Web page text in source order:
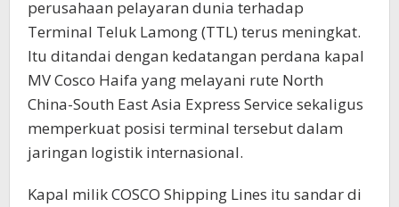
perusahaan pelayaran dunia terhadap
Terminal Teluk Lamong (TTL) terus meningkat.
Itu ditandai dengan kedatangan perdana kapal
MV Cosco Haifa yang melayani rute North
China-South East Asia Express Service sekaligus
memperkuat posisi terminal tersebut dalam
jaringan logistik internasional.
Kapal milik COSCO Shipping Lines itu sandar di